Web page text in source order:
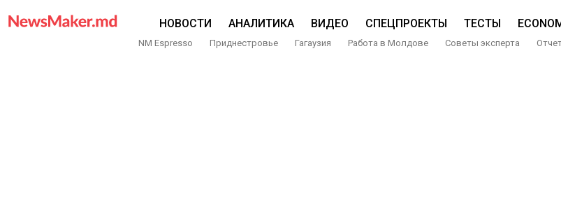
НОВОСТИ АНАЛИТИКА ВИДЕО СПЕЦПРОЕКТЫ ТЕСТЫ
NM Espresso Приднестровье Гагаузия Работа в Молдове Советы эксперта